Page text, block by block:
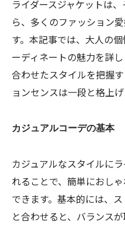
ライダースジャケットは
ら、多くのファッション
す。本記事では、大人の
ーディネートの魅力を詳
合わせたスタイルを把握
ョンセンスは一段と格上げ
カジュアルコーデの基本
カジュアルなスタイルに
れることで、簡単におし
できます。基本的には、
と合わせると、バランス